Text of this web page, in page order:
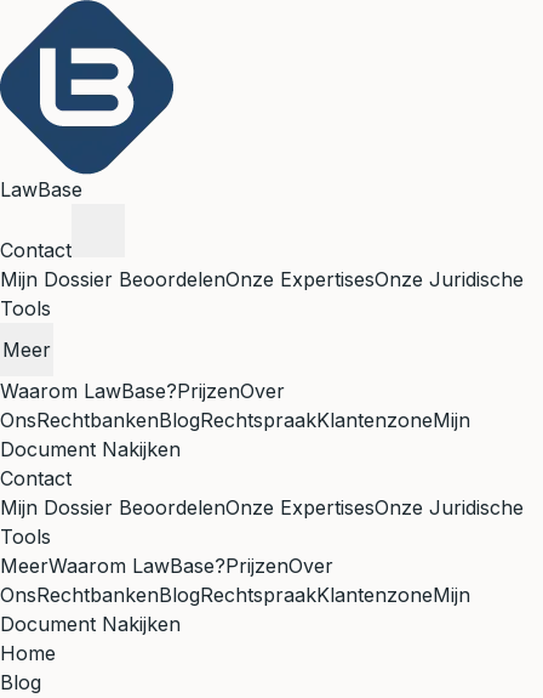
LawBase
Contact
Mijn Dossier BeoordelenOnze ExpertisesOnze Juridische
Tools
Meer
Waarom LawBase?PrijzenOver
OnsRechtbankenBlogRechtspraakKlantenzoneMijn
Document Nakijken
Contact
Mijn Dossier BeoordelenOnze ExpertisesOnze Juridische
Tools
MeerWaarom LawBase?PrijzenOver
OnsRechtbankenBlogRechtspraakKlantenzoneMijn
Document Nakijken
Home
Blog